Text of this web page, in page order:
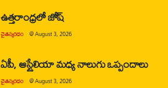
ఉత్తరాంధ్రలో జోష్
చైతన్యరధం @August 3, 2026
ఏపీ, ఆస్ట్రేలియా మధ్య నాలుగు ఒప్పందాలు
చైతన్యరధం @August 3, 2026